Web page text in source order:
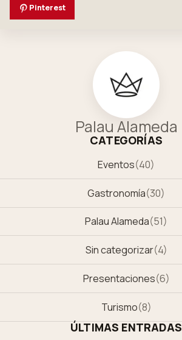
Pinterest
Palau Alameda
CATEGORÍAS
Eventos(40)
Gastronomía(30)
Palau Alameda(51)
Sin categorizar(4)
Presentaciones(6)
Turismo(8)
ÚLTIMAS ENTRADAS